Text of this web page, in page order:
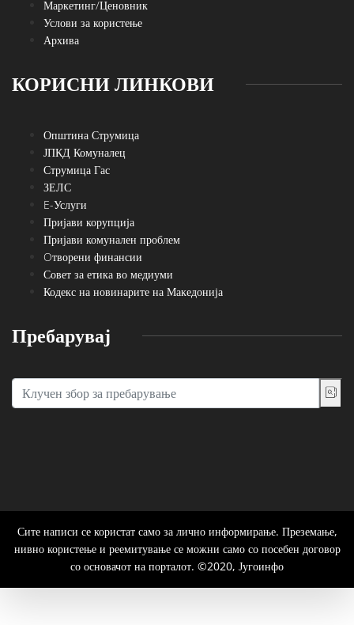
Маркетинг/Ценовник
Услови за користење
Архива
КОРИСНИ ЛИНКОВИ
Општина Струмица
ЈПКД Комуналец
Струмица Гас
ЗЕЛС
E-Услуги
Пријави корупција
Пријави комунален проблем
Oтворени финансии
Совет за етика во медиуми
Кодекс на новинарите на Македонија
Пребарувај
Сите написи се користат само за лично информирање. Преземање,
нивно користење и реемитување се можни само со посебен договор
со основачот на порталот. ©2020, Југоинфо